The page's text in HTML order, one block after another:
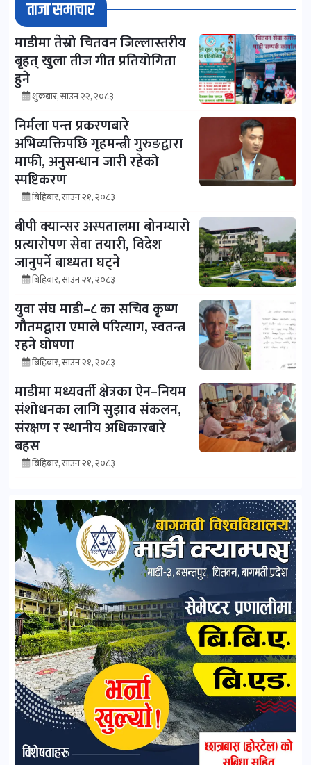
ताजा समाचार
माडीमा तेस्रो चितवन जिल्लास्तरीय
बृहत् खुला तीज गीत प्रतियोगिता
हुने
शुक्रबार, साउन २२, २०८३
निर्मला पन्त प्रकरणबारे
अभिव्यक्तिपछि गृहमन्त्री गुरुङद्वारा
माफी, अनुसन्धान जारी रहेको
स्पष्टिकरण
बिहिबार, साउन २१, २०८३
बीपी क्यान्सर अस्पतालमा बोनम्यारो
प्रत्यारोपण सेवा तयारी, विदेश
जानुपर्ने बाध्यता घट्ने
बिहिबार, साउन २१, २०८३
युवा संघ माडी–८ का सचिव कृष्ण
गौतमद्वारा एमाले परित्याग, स्वतन्त्र
रहने घोषणा
बिहिबार, साउन २१, २०८३
माडीमा मध्यवर्ती क्षेत्रका ऐन–नियम
संशोधनका लागि सुझाव संकलन,
संरक्षण र स्थानीय अधिकारबारे
बहस
बिहिबार, साउन २१, २०८३